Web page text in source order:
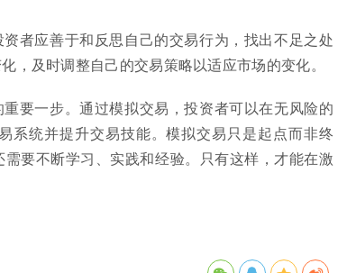
者应善于和反思自己的交易行为，找出不足之处
，及时调整自己的交易策略以适应市场的变化。
要一步。通过模拟交易，投资者可以在无风险的
系统并提升交易技能。模拟交易只是起点而非终
要不断学习、实践和经验。只有这样，才能在激